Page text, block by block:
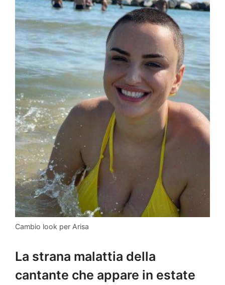
Cambio look per Arisa
La strana malattia della
cantante che appare in estate